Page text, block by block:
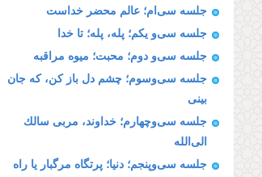
جلسه سی‌ام؛ عالم محضر خداست
جلسه سی‌و یکم؛ پله، پله؛ تا خدا
جلسه سی‌و دوم؛ محبت؛ میوه مراقبه
جلسه سی‌وسوم؛ چشم دل باز كن، كه جان
بینی
جلسه سی‌وچهارم؛ خداوند، مربی سالك
الی‌الله
جلسه سی‌وپنجم؛ دنیا؛ پرتگاه مرگبار یا راه